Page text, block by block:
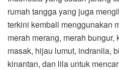
rumah tangga yang juga
terkini kembali menggunakan
merah merang, merah
masak, hijau lumut, indranila,
kinantan, dan lila untuk